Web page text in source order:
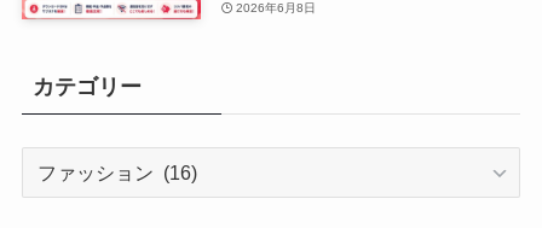
2026年6月8日
カテゴリー